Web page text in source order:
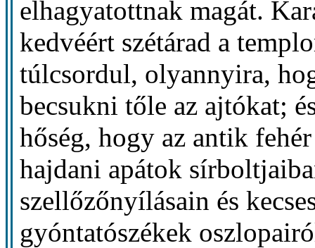
elhagyatottnak magát.
kedvéért szétárad a
túlcsordul, olyannyira,
becsukni tőle az ajtókat;
hőség, hogy az antik
hajdani apátok
szellőzőnyílásain és
gyóntatószékek